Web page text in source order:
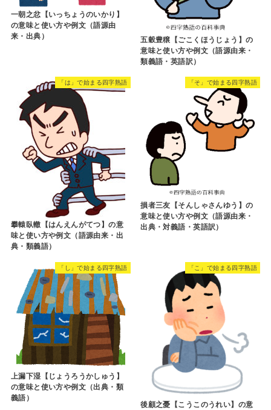
一朝之忿【いっちょうのいかり】
の意味と使い方や例文（語源由
来・出典）
五穀豊穣【ごこくほうじょう】の
意味と使い方や例文（語源由来・
類義語・英語訳）
「は」で始まる四字熟語
攀轅臥轍【はんえんがてつ】の意
味と使い方や例文（語源由来・出
典・類義語）
「そ」で始まる四字熟語
損者三友【そんしゃさんゆう】の
意味と使い方や例文（語源由来・
出典・対義語・英語訳）
「し」で始まる四字熟語
上漏下湿【じょうろうかしゅう】
の意味と使い方や例文（出典・類
義語）
「こ」で始まる四字熟語
後顧之憂【こうこのうれい】の意